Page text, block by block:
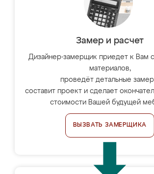
Замер и расчет
Дизайнер-замерщик приедет к Вам
материалов,
проведёт детальные
составит проект и сделает
стоимости Вашей будущей
ВЫЗВАТЬ ЗАМЕРЩИКА